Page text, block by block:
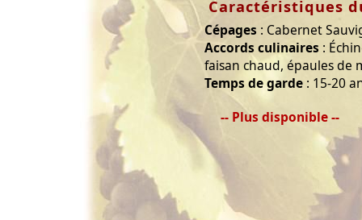
Caractéristiques
Cépages : Cabernet
Accords culinaires :
faisan chaud, épaules de
Temps de garde : 15-20
-- Plus disponible --